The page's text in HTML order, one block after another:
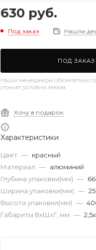
630 руб.
Под заказ Нашли
ПОД ЗАКАЗ
Наши менеджеры обязательно
уточнят условия заказа
Хочу в подарок
Характеристики
Цвет — красный
Материал — алюминий
Глубина упаковки(мм) — 66
Ширина упаковки(мм) — 25
Высота упаковки(мм) —
Габариты ВхШхГ, мм —